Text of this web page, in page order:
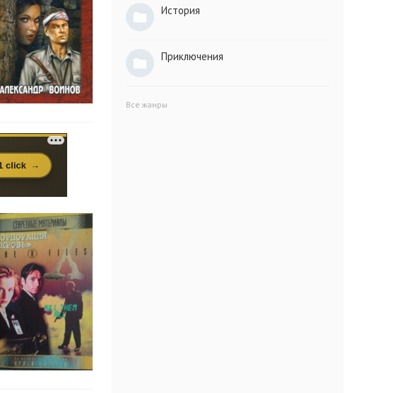
История
Приключения
Все жанры